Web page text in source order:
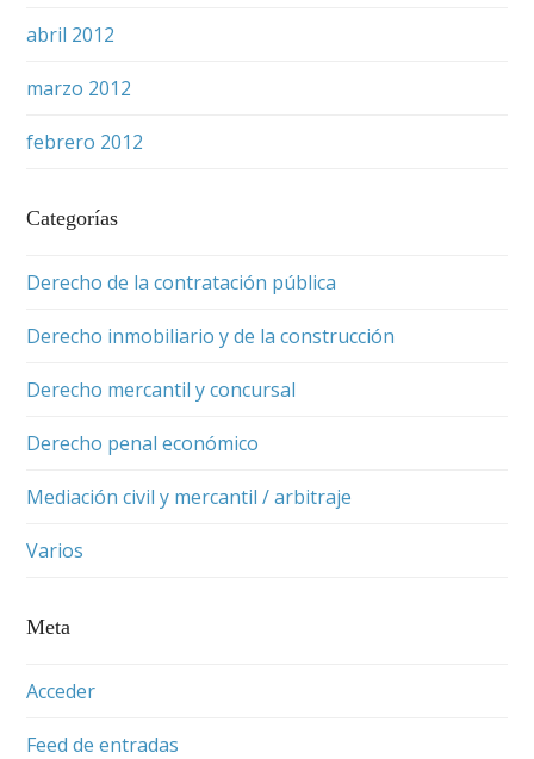
abril 2012
marzo 2012
febrero 2012
Categorías
Derecho de la contratación pública
Derecho inmobiliario y de la construcción
Derecho mercantil y concursal
Derecho penal económico
Mediación civil y mercantil / arbitraje
Varios
Meta
Acceder
Feed de entradas